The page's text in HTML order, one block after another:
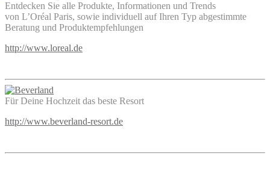
Entdecken Sie alle Produkte, Informationen und Trends
von L’Oréal Paris, sowie individuell auf Ihren Typ abgestimmte
Beratung und Produktempfehlungen
http://www.loreal.de
Für Deine Hochzeit das beste Resort
http://www.beverland-resort.de